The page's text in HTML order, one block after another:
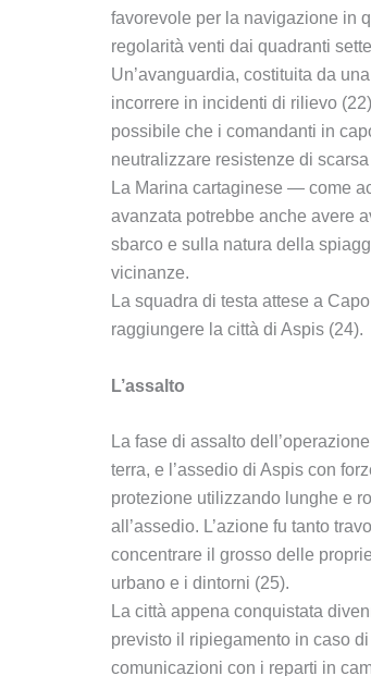
favorevole per la navigazione in
regolarità venti dai quadranti
Un’avanguardia, costituita da
incorrere in incidenti di rilievo
possibile che i comandanti in
neutralizzare resistenze di
La Marina cartaginese — come
avanzata potrebbe anche avere
sbarco e sulla natura della
vicinanze.
La squadra di testa attese a
raggiungere la città di Aspis (24).
L’assalto
La fase di assalto
terra, e l’assedio di Aspis con
protezione utilizzando lunghe e
all’assedio. L’azione fu tanto
concentrare il grosso delle
urbano e i dintorni (25).
La città appena conquistata
previsto il ripiegamento in caso
comunicazioni con i reparti in